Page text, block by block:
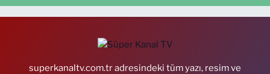
superkanaltv.com.tr adresindeki tüm yazı, resim ve